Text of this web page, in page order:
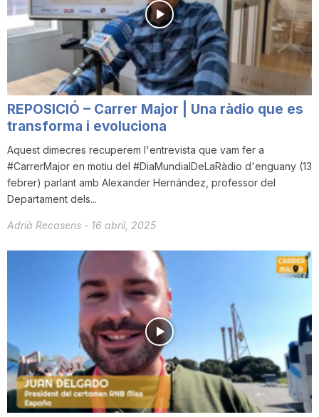
a
REPOSICIÓ – Carrer Major | Una ràdio que es
transforma i evoluciona
Aquest dimecres recuperem l'entrevista que vam fer a
#CarrerMajor en motiu del #DiaMundialDeLaRàdio d'enguany (13
febrer) parlant amb Alexander Hernández, professor del
Departament dels...
Adrià Recasens - 16 abril, 2025